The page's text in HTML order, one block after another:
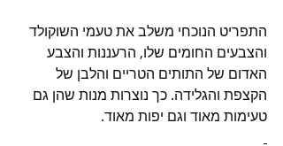
התפריט הנוכחי משלב את טעמי השוקולד
והצבעים החומים שלו, הרעננות והצבע
האדום של התותים הטריים והלבן של
הקצפת והגלידה. כך נוצרות מנות שהן גם
טעימות מאוד וגם יפות מאוד.